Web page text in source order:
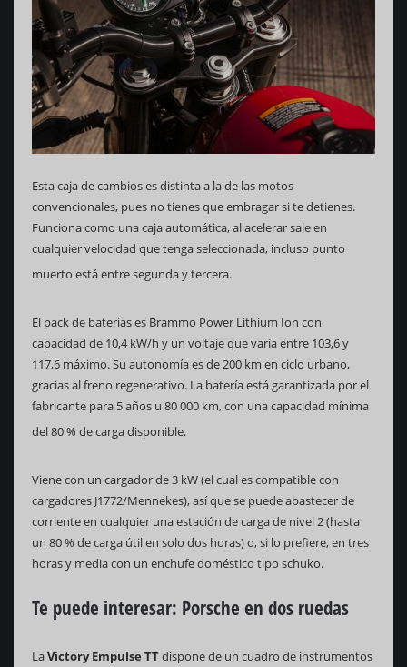
Esta caja de cambios es distinta a la de las motos
convencionales, pues no tienes que embragar si te detienes.
Funciona como una caja automática, al acelerar sale en
cualquier velocidad que tenga seleccionada, incluso punto
muerto está entre segunda y tercera.
El pack de baterías es Brammo Power Lithium Ion con
capacidad de 10,4 kW/h y un voltaje que varía entre 103,6 y
117,6 máximo. Su autonomía es de 200 km en ciclo urbano,
gracias al freno regenerativo. La batería está garantizada por el
fabricante para 5 años u 80 000 km, con una capacidad mínima
del 80 % de carga disponible.
Viene con un cargador de 3 kW (el cual es compatible con
cargadores J1772/Mennekes), así que se puede abastecer de
corriente en cualquier una estación de carga de nivel 2 (hasta
un 80 % de carga útil en solo dos horas) o, si lo prefiere, en tres
horas y media con un enchufe doméstico tipo schuko.
Te puede interesar: Porsche en dos ruedas
LaVictory Empulse TTdispone de un cuadro de instrumentos